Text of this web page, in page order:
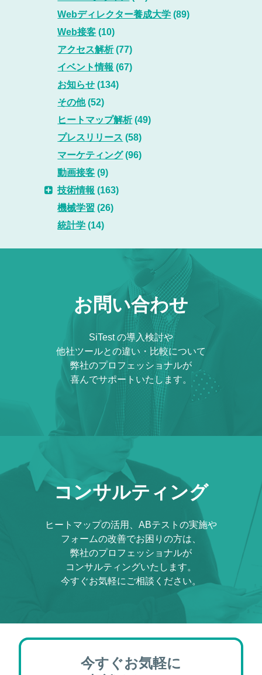
Webディレクター養成大学 (89)
Web接客 (10)
アクセス解析(77)
イベント情報 (67)
お知らせ (134)
その他(52)
ヒートマップ解析(49)
プレスリリース (58)
マーケティング(96)
動画接客 (9)
技術情報 (163)
機械学習 (26)
統計学 (14)
お問い合わせ
SiTest の導入検討や
他社ツールとの違い・比較について
弊社のプロフェッショナルが
喜んでサポートいたします。
コンサルティング
ヒートマップの活用、ABテストの実施や
フォームの改善でお困りの方は、
弊社のプロフェッショナルが
コンサルティングいたします。
今すぐお気軽にご相談ください。
今すぐお気軽に